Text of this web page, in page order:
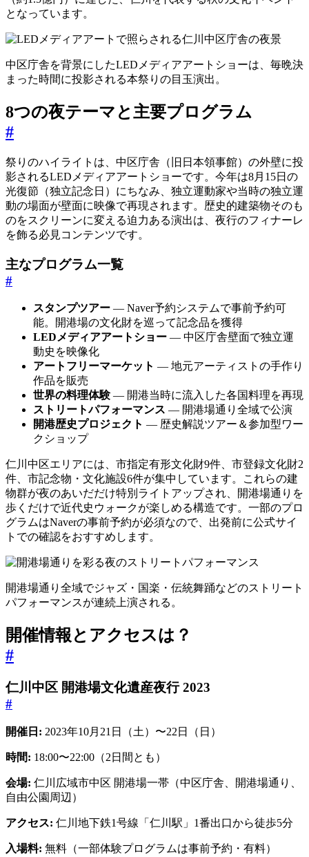
となっています。
中区庁舎を背景にしたLEDメディアアートショーは、毎晩決
まった時間に投影される本祭りの目玉演出。
8つの夜テーマと主要プログラム
#
祭りのハイライトは、中区庁舎（旧日本領事館）の外壁に投
影されるLEDメディアアートショーです。今年は8月15日の
光復節（独立記念日）にちなみ、独立運動家や当時の独立運
動の場面が壁面に映像で再現されます。歴史的建築物そのも
のをスクリーンに変える迫力ある演出は、夜行のフィナーレ
を飾る必見コンテンツです。
主なプログラム一覧
#
スタンプツアー — Naver予約システムで事前予約可
能。開港場の文化財を巡って記念品を獲得
LEDメディアアートショー — 中区庁舎壁面で独立運
動史を映像化
アートフリーマーケット — 地元アーティストの手作り
作品を販売
世界の料理体験— 開港当時に流入した各国料理を再現
ストリートパフォーマンス — 開港場通り全域で公演
開港歴史プロジェクト — 歴史解説ツアー＆参加型ワー
クショップ
仁川中区エリアには、市指定有形文化財9件、市登録文化財2
件、市記念物・文化施設6件が集中しています。これらの建
物群が夜のあいだだけ特別ライトアップされ、開港場通りを
歩くだけで近代史ウォークが楽しめる構造です。一部のプロ
グラムはNaverの事前予約が必須なので、出発前に公式サイ
トでの確認をおすすめします。
開港場通り全域でジャズ・国楽・伝統舞踊などのストリート
パフォーマンスが連続上演される。
開催情報とアクセスは？
#
仁川中区 開港場文化遺産夜行 2023
#
開催日: 2023年10月21日（土）〜22日（日）
時間: 18:00〜22:00（2日間とも）
会場: 仁川広域市中区 開港場一帯（中区庁舎、開港場通り、
自由公園周辺）
アクセス: 仁川地下鉄1号線「仁川駅」1番出口から徒歩5分
入場料: 無料（一部体験プログラムは事前予約・有料）